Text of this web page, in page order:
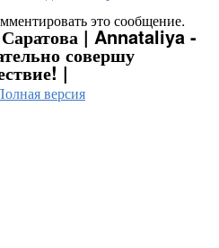
это сообщение.
| Annataliya -
совершу
|
версия